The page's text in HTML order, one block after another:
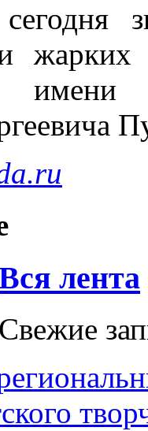
жарких
лента
Свежие